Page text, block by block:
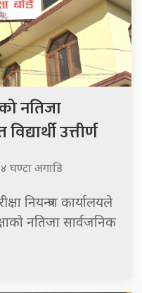
नतिजा
उत्तीर्ण
घण्टा अगाडि
नियन्त्रण कार्यालयले
नतिजा सार्वजनिक